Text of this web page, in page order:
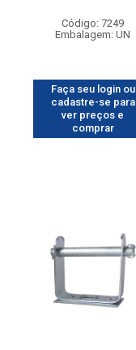
Código: 7249
Embalagem: UN
Faça seu login ou
cadastre-se para
ver preços e
comprar